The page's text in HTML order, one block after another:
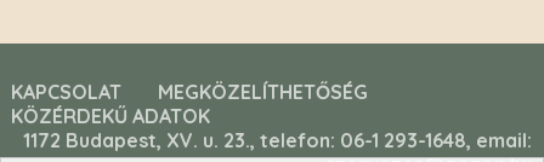
KAPCSOLAT
MEGKÖZELÍTHETŐSÉG
KÖZÉRDEKŰ ADATOK
1172 Budapest, XV. u. 23., telefon: 06-1 293-1648, email: